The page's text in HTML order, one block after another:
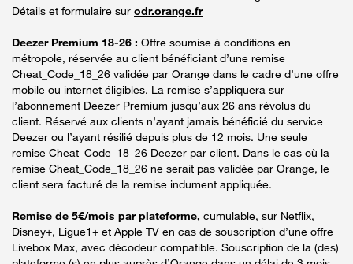
Détails et formulaire sur odr.orange.fr
Deezer Premium 18-26 : Offre soumise à conditions en
métropole, réservée au client bénéficiant d’une remise
Cheat_Code_18_26 validée par Orange dans le cadre d’une offre
mobile ou internet éligibles. La remise s’appliquera sur
l’abonnement Deezer Premium jusqu’aux 26 ans révolus du
client. Réservé aux clients n’ayant jamais bénéficié du service
Deezer ou l’ayant résilié depuis plus de 12 mois. Une seule
remise Cheat_Code_18_26 Deezer par client. Dans le cas où la
remise Cheat_Code_18_26 ne serait pas validée par Orange, le
client sera facturé de la remise indument appliquée.
Remise de 5€/mois par plateforme, cumulable, sur Netflix,
Disney+, Ligue1+ et Apple TV en cas de souscription d’une offre
Livebox Max, avec décodeur compatible. Souscription de la (des)